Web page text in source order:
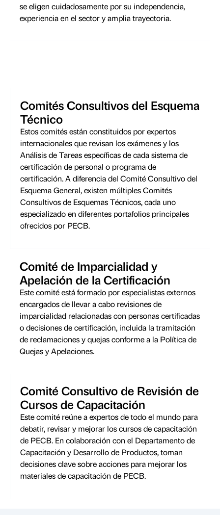
se eligen cuidadosamente por su independencia,
experiencia en el sector y amplia trayectoria.
Comités Consultivos del Esquema
Técnico
Estos comités están constituidos por expertos
internacionales que revisan los exámenes y los
Análisis de Tareas específicas de cada sistema de
certificación de personal o programa de
certificación. A diferencia del Comité Consultivo del
Esquema General, existen múltiples Comités
Consultivos de Esquemas Técnicos, cada uno
especializado en diferentes portafolios principales
ofrecidos por PECB.
Comité de Imparcialidad y
Apelación de la Certificación
Este comité está formado por especialistas externos
encargados de llevar a cabo revisiones de
imparcialidad relacionadas con personas certificadas
o decisiones de certificación, incluida la tramitación
de reclamaciones y quejas conforme a la Política de
Quejas y Apelaciones.
Comité Consultivo de Revisión de
Cursos de Capacitación
Este comité reúne a expertos de todo el mundo para
debatir, revisar y mejorar los cursos de capacitación
de PECB. En colaboración con el Departamento de
Capacitación y Desarrollo de Productos, toman
decisiones clave sobre acciones para mejorar los
materiales de capacitación de PECB.